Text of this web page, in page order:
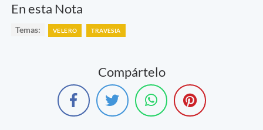
En esta Nota
Temas: VELERO TRAVESIA
Compártelo